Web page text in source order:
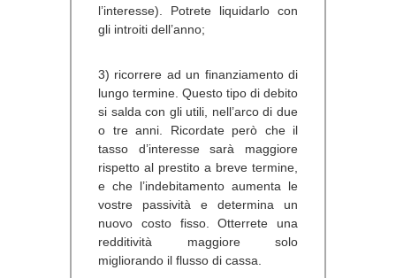
l’interesse). Potrete liquidarlo con
gli introiti dell’anno;
3) ricorrere ad un finanziamento di
lungo termine. Questo tipo di debito
si salda con gli utili, nell’arco di due
o tre anni. Ricordate però che il
tasso d’interesse sarà maggiore
rispetto al prestito a breve termine,
e che l’indebitamento aumenta le
vostre passività e determina un
nuovo costo fisso. Otterrete una
redditività maggiore solo
migliorando il flusso di cassa.